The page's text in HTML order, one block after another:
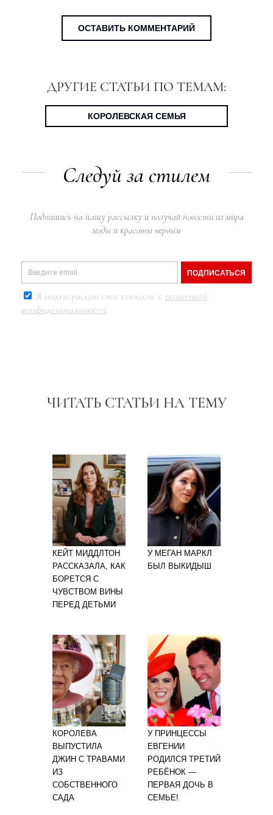
ОСТАВИТЬ КОММЕНТАРИЙ
ДРУГИЕ СТАТЬИ ПО ТЕМАМ:
КОРОЛЕВСКАЯ СЕМЬЯ
Следуй за стилем
Подпишись на нашу рассылку и получай новости из мира
моды и красоты первым
ПОДПИСАТЬСЯ
Я подтверждаю свое согласие с политикой
конфиденциальности
ЧИТАТЬ СТАТЬИ НА ТЕМУ
КЕЙТ МИДДЛТОН
РАССКАЗАЛА, КАК
БОРЕТСЯ С
ЧУВСТВОМ ВИНЫ
ПЕРЕД ДЕТЬМИ
У МЕГАН МАРКЛ
БЫЛ ВЫКИДЫШ
КОРОЛЕВА
ВЫПУСТИЛА
ДЖИН С ТРАВАМИ
ИЗ
СОБСТВЕННОГО
САДА
У ПРИНЦЕССЫ
ЕВГЕНИИ
РОДИЛСЯ ТРЕТИЙ
РЕБЁНОК —
ПЕРВАЯ ДОЧЬ В
СЕМЬЕ!